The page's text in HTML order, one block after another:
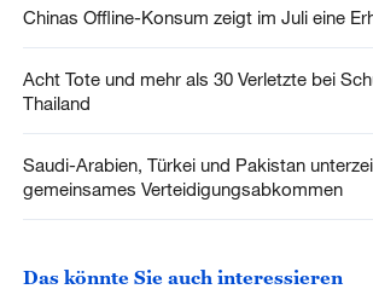
Chinas Offline-Konsum zeigt im Juli eine
Acht Tote und mehr als 30 Verletzte bei
Thailand
Saudi-Arabien, Türkei und Pakistan
gemeinsames Verteidigungsabkommen
Das könnte Sie auch interessieren